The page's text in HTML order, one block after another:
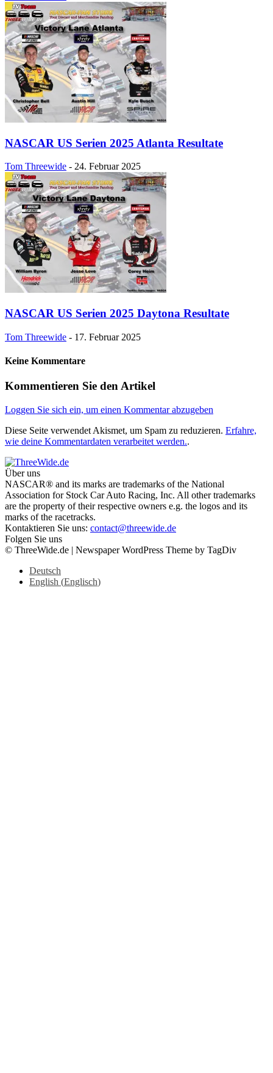
NASCAR US Serien 2025 Atlanta Resultate
Tom Threewide - 24. Februar 2025
NASCAR US Serien 2025 Daytona Resultate
Tom Threewide - 17. Februar 2025
Keine Kommentare
Kommentieren Sie den Artikel
Loggen Sie sich ein, um einen Kommentar abzugeben
Diese Seite verwendet Akismet, um Spam zu reduzieren. Erfahre,
wie deine Kommentardaten verarbeitet werden..
Über uns
NASCAR® and its marks are trademarks of the National
Association for Stock Car Auto Racing, Inc. All other trademarks
are the property of their respective owners e.g. the logos and its
marks of the racetracks.
Kontaktieren Sie uns: contact@threewide.de
Folgen Sie uns
© ThreeWide.de | Newspaper WordPress Theme by TagDiv
Deutsch
English (Englisch)